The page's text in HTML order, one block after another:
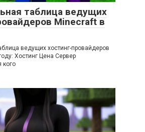
таблица ведущих
Minecraft в
ведущих хостинг-провайдеров
Хостинг Цена Сервер
кого